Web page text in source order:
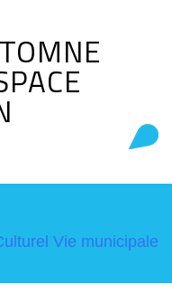
Vie municipale